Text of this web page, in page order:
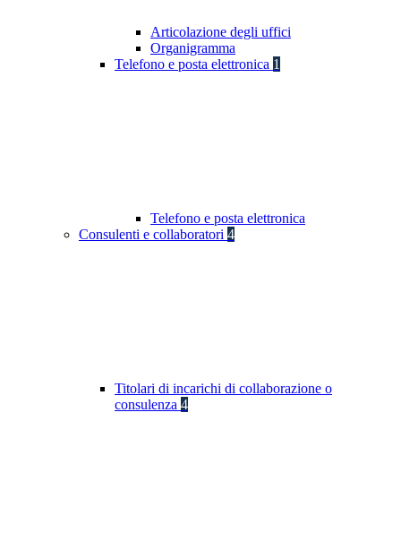
Articolazione degli uffici
Organigramma
Telefono e posta elettronica 1
Telefono e posta elettronica
Consulenti e collaboratori 4
Titolari di incarichi di collaborazione o
consulenza 4